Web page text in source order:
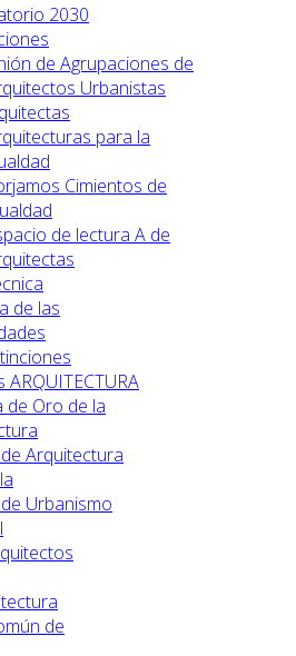
2030
de Agrupaciones de
Urbanistas
para la
Cimientos de
de lectura A de
de las
ARQUITECTURA
de Oro de la
Arquitectura
Urbanismo
de